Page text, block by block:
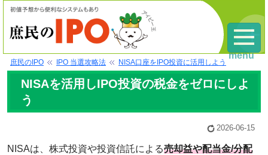
庶民のIPO IPO 当選攻略法 NISA口座をIPO投資に活用しよう
NISAを活用しIPO投資の税金をゼロにしよ
う
2026-06-15
NISAは、株式投資や投資信託による売却益や配当金/分配
menu